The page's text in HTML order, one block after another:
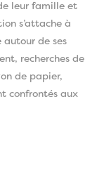
leur famille et
s’attache à
de ses
recherches de
de papier,
confrontés aux